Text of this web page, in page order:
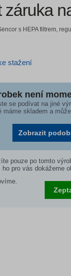
záruka
s HEPA filtrem,
stažení
není
se podívat na jiné
máme skladem a
Zobrazit
pouze po tomto
ho pro vás dokážeme